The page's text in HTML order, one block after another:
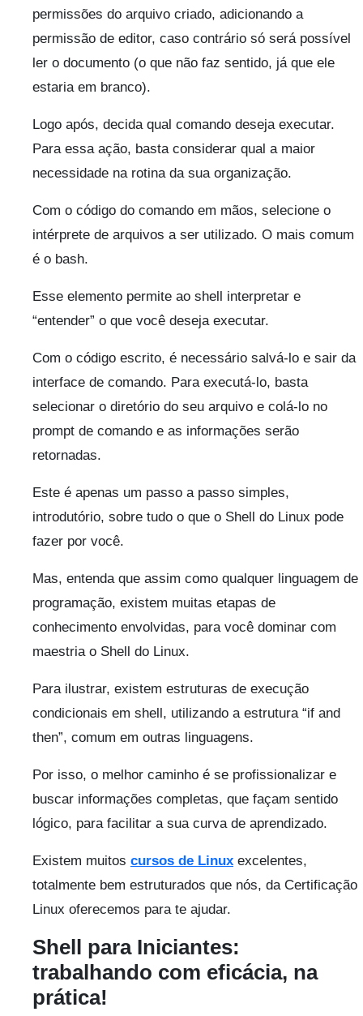
permissões do arquivo criado, adicionando a
permissão de editor, caso contrário só será possível
ler o documento (o que não faz sentido, já que ele
estaria em branco).
Logo após, decida qual comando deseja executar.
Para essa ação, basta considerar qual a maior
necessidade na rotina da sua organização.
Com o código do comando em mãos, selecione o
intérprete de arquivos a ser utilizado. O mais comum
é o bash.
Esse elemento permite ao shell interpretar e
“entender” o que você deseja executar.
Com o código escrito, é necessário salvá-lo e sair da
interface de comando. Para executá-lo, basta
selecionar o diretório do seu arquivo e colá-lo no
prompt de comando e as informações serão
retornadas.
Este é apenas um passo a passo simples,
introdutório, sobre tudo o que o Shell do Linux pode
fazer por você.
Mas, entenda que assim como qualquer linguagem de
programação, existem muitas etapas de
conhecimento envolvidas, para você dominar com
maestria o Shell do Linux.
Para ilustrar, existem estruturas de execução
condicionais em shell, utilizando a estrutura “if and
then”, comum em outras linguagens.
Por isso, o melhor caminho é se profissionalizar e
buscar informações completas, que façam sentido
lógico, para facilitar a sua curva de aprendizado.
Existem muitos cursos de Linux excelentes,
totalmente bem estruturados que nós, da Certificação
Linux oferecemos para te ajudar.
Shell para Iniciantes:
trabalhando com eficácia, na
prática!